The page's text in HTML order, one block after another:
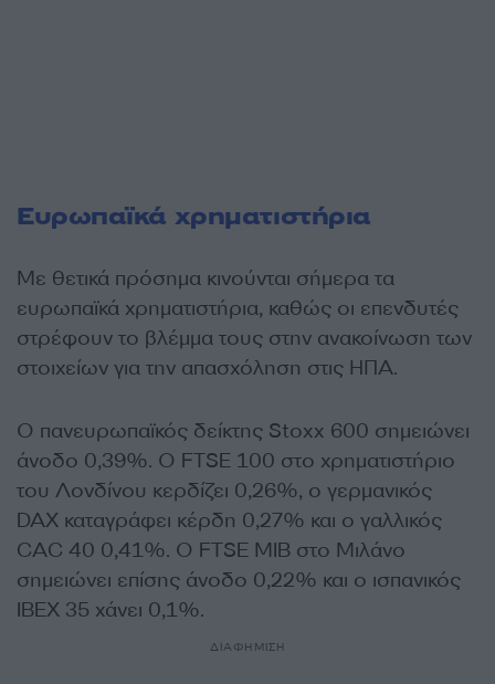
Ευρωπαϊκά χρηματιστήρια
Με θετικά πρόσημα κινούνται σήμερα τα
ευρωπαϊκά χρηματιστήρια, καθώς οι επενδυτές
στρέφουν το βλέμμα τους στην ανακοίνωση των
στοιχείων για την απασχόληση στις ΗΠΑ.
Ο πανευρωπαϊκός δείκτης Stoxx 600 σημειώνει
άνοδο 0,39%. Ο FTSE 100 στο χρηματιστήριο
του Λονδίνου κερδίζει 0,26%, ο γερμανικός
DAX καταγράφει κέρδη 0,27% και ο γαλλικός
CAC 40 0,41%. Ο FTSE MIB στο Μιλάνο
σημειώνει επίσης άνοδο 0,22% και ο ισπανικός
IBEX 35 χάνει 0,1%.
ΔΙΑΦΗΜΙΣΗ